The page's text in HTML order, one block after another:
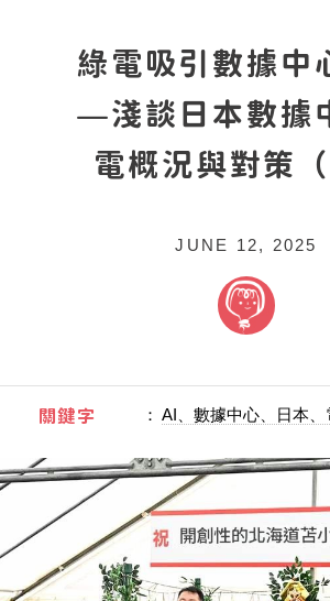
綠電吸引數據中
—淺談日本數據
電概況與對策（
JUNE 12, 2025
關鍵字 ： AI、數據中心、日本